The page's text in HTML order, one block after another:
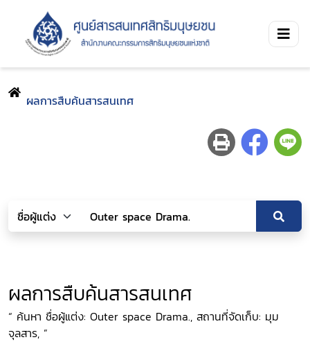
ผลการสืบค้นสารสนเทศ
ผลการสืบค้นสารสนเทศ
“ ค้นหา ชื่อผู้แต่ง: Outer space Drama., สถานที่จัดเก็บ: มุม
จุลสาร, ”